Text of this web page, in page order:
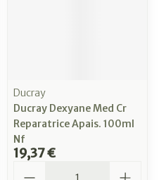
Ducray
Ducray Dexyane Med Cr
Reparatrice Apais. 100ml
Nf
19,37 €